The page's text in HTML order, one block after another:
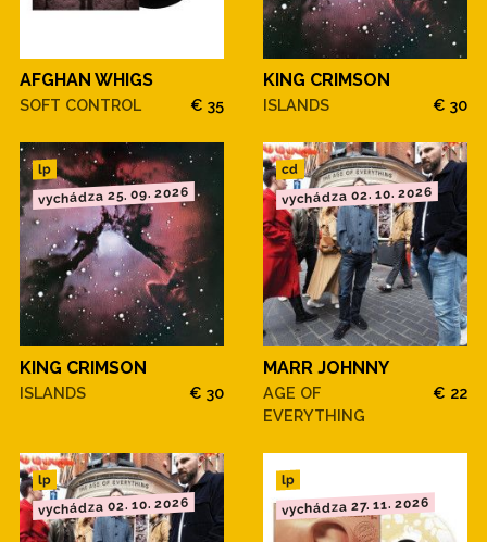
AFGHAN WHIGS
SOFT CONTROL € 35
KING CRIMSON
ISLANDS € 30
lp
vychádza 25. 09. 2026
KING CRIMSON
ISLANDS € 30
cd
vychádza 02. 10. 2026
MARR JOHNNY
AGE OF
EVERYTHING
€ 22
lp
vychádza 02. 10. 2026
lp
vychádza 27. 11. 2026